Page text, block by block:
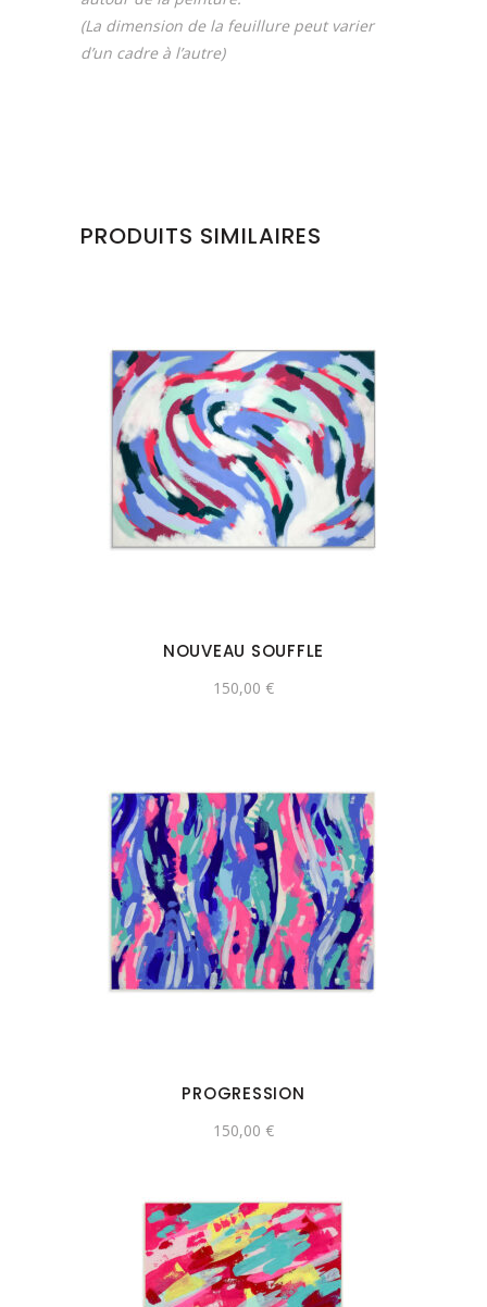
(La dimension de la feuillure peut varier
d’un cadre à l’autre)
PRODUITS SIMILAIRES
NOUVEAU SOUFFLE
150,00 €
PROGRESSION
150,00 €